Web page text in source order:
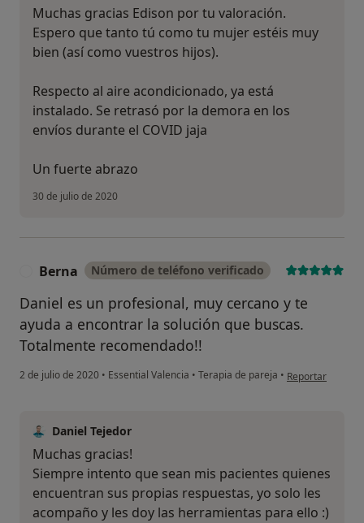
Muchas gracias Edison por tu valoración.
Espero que tanto tú como tu mujer estéis muy
bien (así como vuestros hijos).
Respecto al aire acondicionado, ya está
instalado. Se retrasó por la demora en los
envíos durante el COVID jaja
Un fuerte abrazo
30 de julio de 2020
Berna Número de teléfono verificado
Daniel es un profesional, muy cercano y te
ayuda a encontrar la solución que buscas.
Totalmente recomendado!!
2 de julio de 2020 • Essential Valencia • Terapia de pareja • en opinión del
Reportar
Daniel Tejedor
Muchas gracias!
Siempre intento que sean mis pacientes quienes
encuentran sus propias respuestas, yo solo les
acompaño y les doy las herramientas para ello :)